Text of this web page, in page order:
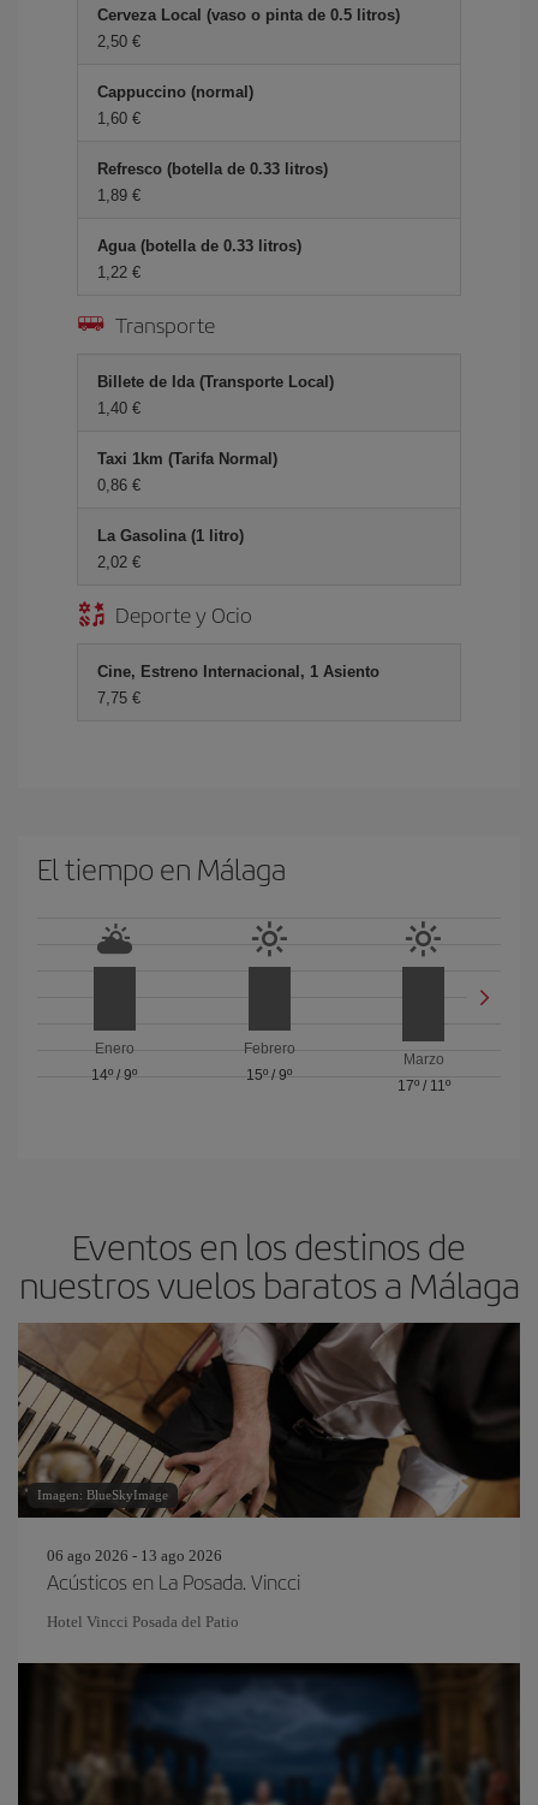
Cerveza Local (vaso o pinta de 0.5 litros)
2,50 €
Cappuccino (normal)
1,60 €
Refresco (botella de 0.33 litros)
1,89 €
Agua (botella de 0.33 litros)
1,22 €
Transporte
Billete de Ida (Transporte Local)
1,40 €
Taxi 1km (Tarifa Normal)
0,86 €
La Gasolina (1 litro)
2,02 €
Deporte y Ocio
Cine, Estreno Internacional, 1 Asiento
7,75 €
El tiempo en Málaga
Enero
14º /9º
Febrero
15º / 9º
Marzo
17º/ 11º
Eventos en los destinos de
nuestros vuelos baratos a Málaga
Imagen: BlueSkyImage
06 ago 2026 - 13 ago 2026
Acústicos en La Posada. Vincci
Hotel Vincci Posada del Patio